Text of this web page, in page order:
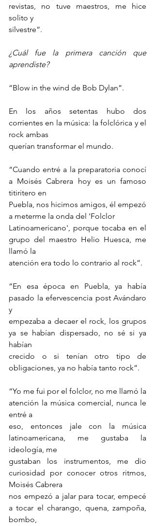
revistas, no tuve maestros, me hice
solito y
silvestre”.
¿Cuál fue la primera canción que
aprendiste?
“Blow in the wind de Bob Dylan”.
En los años setentas hubo dos
corrientes en la música: la folclórica y el
rock ambas
querían transformar el mundo.
“Cuando entré a la preparatoria conocí
a Moisés Cabrera hoy es un famoso
titiritero en
Puebla, nos hicimos amigos, él empezó
a meterme la onda del 'Folclor
Latinoamericano', porque tocaba en el
grupo del maestro Helio Huesca, me
llamó la
atención era todo lo contrario al rock”.
“En esa época en Puebla, ya había
pasado la efervescencia post Avándaro
y
empezaba a decaer el rock, los grupos
ya se habían dispersado, no sé si ya
habían
crecido o si tenían otro tipo de
obligaciones, ya no había tanto rock”.
“Yo me fui por el folclor, no me llamó la
atención la música comercial, nunca le
entré a
eso, entonces jale con la música
latinoamericana, me gustaba la
ideología, me
gustaban los instrumentos, me dio
curiosidad por conocer otros ritmos,
Moisés Cabrera
nos empezó a jalar para tocar, empecé
a tocar el charango, quena, zampoña,
bombo,